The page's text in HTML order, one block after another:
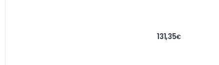
131,35€